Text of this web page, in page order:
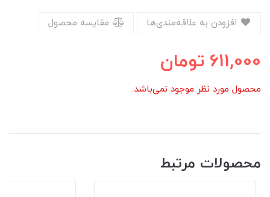
مقایسه محصول
611,000 تومان
محصول مورد نظر موجود نمی‌باشد.
محصولات مرتبط